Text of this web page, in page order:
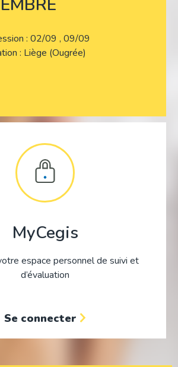
02/09 , 09/09
Liège (Ougrée)
MyCegis
espace personnel de suivi et
d’évaluation
Se connecter